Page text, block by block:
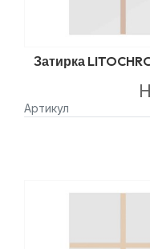
Затирка
Артикул